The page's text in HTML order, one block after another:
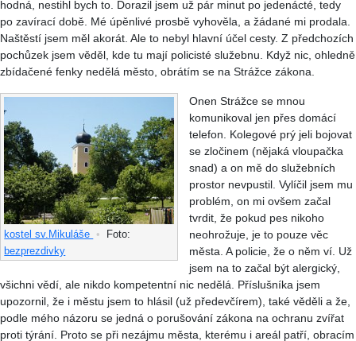
hodná, nestihl bych to. Dorazil jsem už pár minut po jedenácté, tedy
po zavírací době. Mé úpěnlivé prosbě vyhověla, a žádané mi prodala.
Naštěstí jsem měl akorát. Ale to nebyl hlavní účel cesty. Z předchozích
pochůzek jsem věděl, kde tu mají policisté služebnu. Když nic, ohledně
zbídačené fenky nedělá město, obrátím se na Strážce zákona.
kostel sv.Mikuláše •
Foto:
bezprezdivky
Onen Strážce se mnou
komunikoval jen přes domácí
telefon. Kolegové prý jeli bojovat
se zločinem (nějaká vloupačka
snad) a on mě do služebních
prostor nevpustil. Vylíčil jsem mu
problém, on mi ovšem začal
tvrdit, že pokud pes nikoho
neohrožuje, je to pouze věc
města. A policie, že o něm ví. Už
jsem na to začal být alergický,
všichni vědí, ale nikdo kompetentní nic nedělá. Příslušníka jsem
upozornil, že i městu jsem to hlásil (už předevčírem), také věděli a že,
podle mého názoru se jedná o porušování zákona na ochranu zvířat
proti týrání. Proto se při nezájmu města, kterému i areál patří, obracím